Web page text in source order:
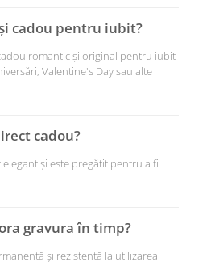
cadou pentru iubit?
romantic și original pentru iubit
Valentine's Day sau alte
cadou?
și este pregătit pentru a fi
gravura în timp?
și rezistentă la utilizarea